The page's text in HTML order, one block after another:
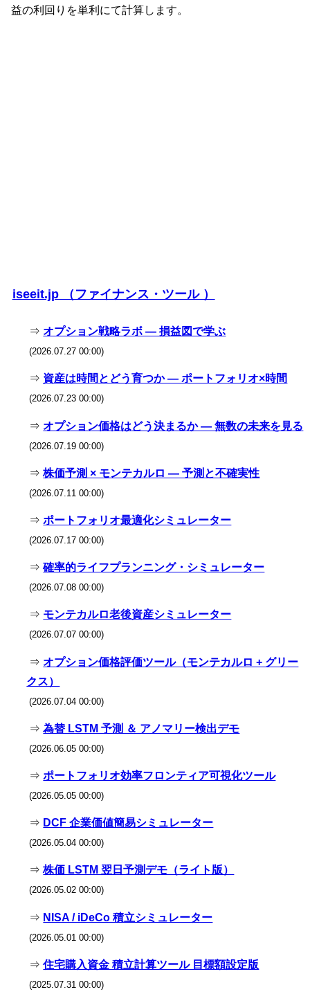
益の利回りを単利にて計算します。
iseeit.jp （ファイナンス・ツール ）
⇒オプション戦略ラボ — 損益図で学ぶ
(2026.07.27 00:00)
⇒ 資産は時間とどう育つか — ポートフォリオ×時間
(2026.07.23 00:00)
⇒オプション価格はどう決まるか — 無数の未来を見る
(2026.07.19 00:00)
⇒株価予測 × モンテカルロ — 予測と不確実性
(2026.07.11 00:00)
⇒ポートフォリオ最適化シミュレーター
(2026.07.17 00:00)
⇒確率的ライフプランニング・シミュレーター
(2026.07.08 00:00)
⇒ モンテカルロ老後資産シミュレーター
(2026.07.07 00:00)
⇒オプション価格評価ツール（モンテカルロ + グリー
クス）
(2026.07.04 00:00)
⇒為替 LSTM 予測 ＆ アノマリー検出デモ
(2026.06.05 00:00)
⇒ポートフォリオ効率フロンティア可視化ツール
(2026.05.05 00:00)
⇒ DCF 企業価値簡易シミュレーター
(2026.05.04 00:00)
⇒株価 LSTM 翌日予測デモ（ライト版）
(2026.05.02 00:00)
⇒ NISA / iDeCo 積立シミュレーター
(2026.05.01 00:00)
⇒住宅購入資金 積立計算ツール 目標額設定版
(2025.07.31 00:00)